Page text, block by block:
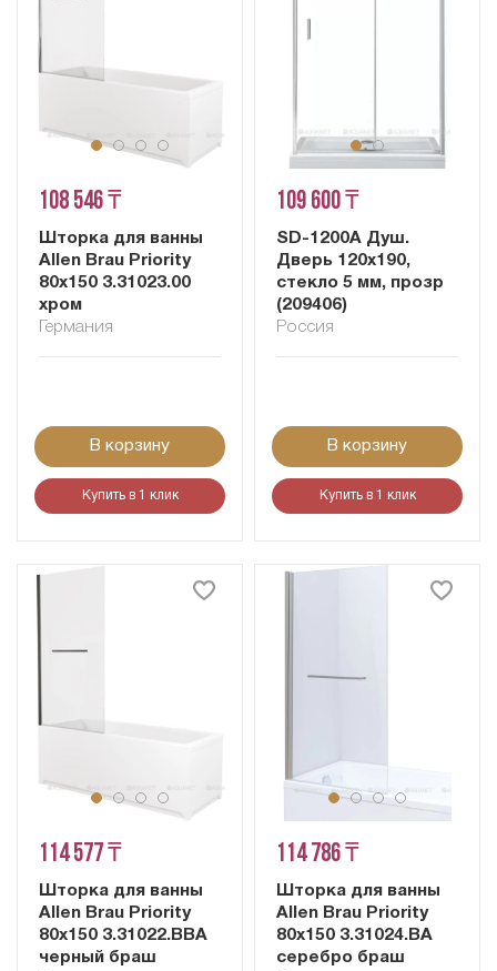
108 546 ₸
Шторка для ванны
Allen Brau Priority
80x150 3.31023.00
хром
Германия
В корзину
Купить в 1 клик
109 600 ₸
SD-1200A Душ.
Дверь 120x190,
стекло 5 мм, прозр
(209406)
Россия
В корзину
Купить в 1 клик
114 577 ₸
Шторка для ванны
Allen Brau Priority
80x150 3.31022.BBA
черный браш
114 786 ₸
Шторка для ванны
Allen Brau Priority
80x150 3.31024.BA
серебро браш